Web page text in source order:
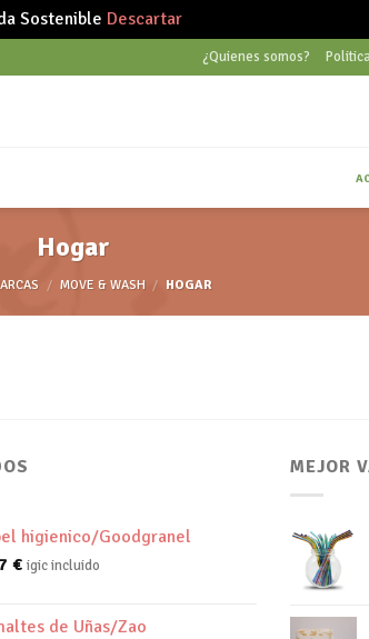
Sostenible Descartar
¿Quienes somos?
Hogar
/ MOVE & WASH / HOGAR
higienico/Goodgranel
€ igic incluido
de Uñas/Zao
MEJOR